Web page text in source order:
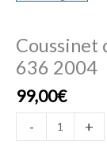
Coussinet
636 2004
99,00€
- +